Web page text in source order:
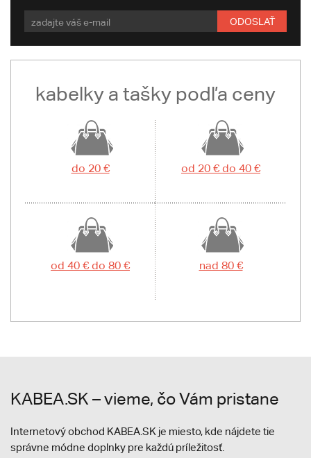
ODOSLAŤ
kabelky a tašky podľa ceny
do 20 € od 20 € do 40 €
od 40 € do 80 € nad 80 €
KABEA.SK – vieme, čo Vám pristane
Internetový obchod KABEA.SK je miesto, kde nájdete tie
správne módne doplnky pre každú príležitosť.